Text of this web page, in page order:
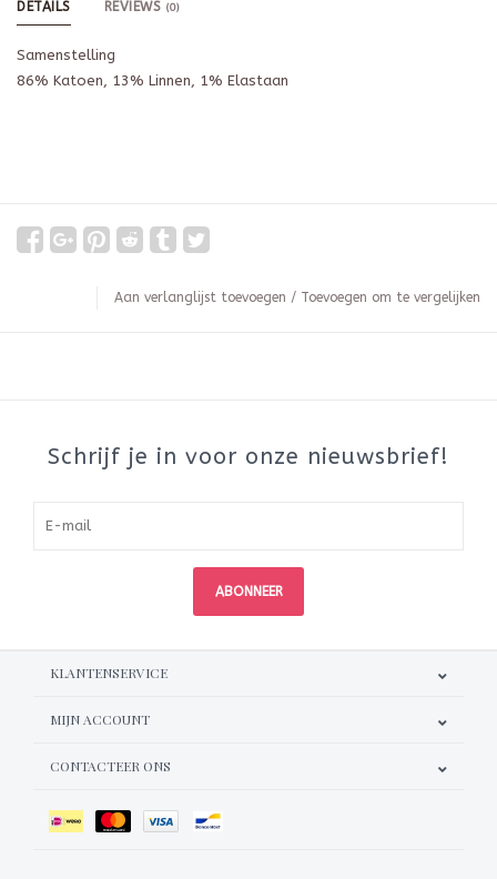
DETAILS REVIEWS (0)
Samenstelling
86% Katoen, 13% Linnen, 1% Elastaan
Aan verlanglijst toevoegen / Toevoegen om te vergelijken
Schrijf je in voor onze nieuwsbrief!
ABONNEER
KLANTENSERVICE
MIJN ACCOUNT
CONTACTEER ONS